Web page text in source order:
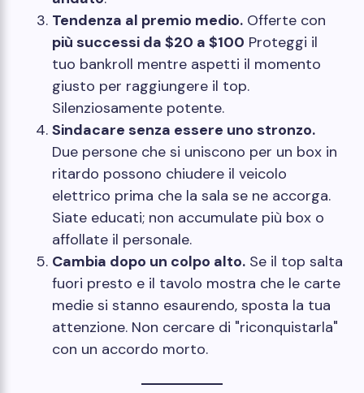
Tendenza al premio medio. Offerte con
più successi da $20 a $100 Proteggi il
tuo bankroll mentre aspetti il ​​momento
giusto per raggiungere il top.
Silenziosamente potente.
Sindacare senza essere uno stronzo.
Due persone che si uniscono per un box in
ritardo possono chiudere il veicolo
elettrico prima che la sala se ne accorga.
Siate educati; non accumulate più box o
affollate il personale.
Cambia dopo un colpo alto. Se il top salta
fuori presto e il tavolo mostra che le carte
medie si stanno esaurendo, sposta la tua
attenzione. Non cercare di "riconquistarla"
con un accordo morto.